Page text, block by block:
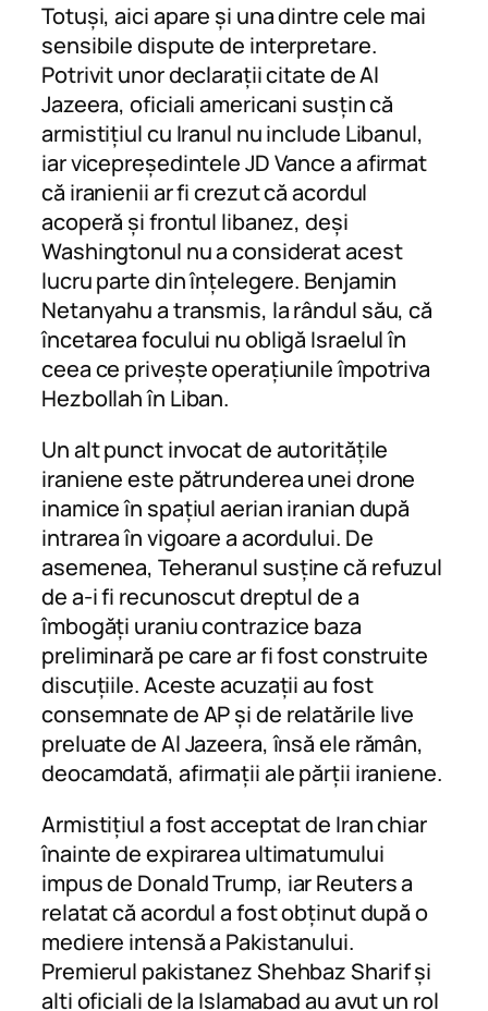
Totuși, aici apare și una dintre cele mai
sensibile dispute de interpretare.
Potrivit unor declarații citate de Al
Jazeera, oficiali americani susțin că
armistițiul cu Iranul nu include Libanul,
iar vicepreședintele JD Vance a afirmat
că iranienii ar fi crezut că acordul
acoperă și frontul libanez, deși
Washingtonul nu a considerat acest
lucru parte din înțelegere. Benjamin
Netanyahu a transmis, la rândul său, că
încetarea focului nu obligă Israelul în
ceea ce privește operațiunile împotriva
Hezbollah în Liban.
Un alt punct invocat de autoritățile
iraniene este pătrunderea unei drone
inamice în spațiul aerian iranian după
intrarea în vigoare a acordului. De
asemenea, Teheranul susține că refuzul
de a-i fi recunoscut dreptul de a
îmbogăți uraniu contrazice baza
preliminară pe care ar fi fost construite
discuțiile. Aceste acuzații au fost
consemnate de AP și de relatările live
preluate de Al Jazeera, însă ele rămân,
deocamdată, afirmații ale părții iraniene.
Armistițiul a fost acceptat de Iran chiar
înainte de expirarea ultimatumului
impus de Donald Trump, iar Reuters a
relatat că acordul a fost obținut după o
mediere intensă a Pakistanului.
Premierul pakistanez Shehbaz Sharif și
alți oficiali de la Islamabad au avut un rol